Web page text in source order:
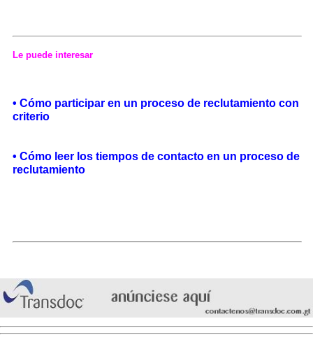
Le puede interesar
• Cómo participar en un proceso de reclutamiento con
criterio
• Cómo leer los tiempos de contacto en un proceso de
reclutamiento